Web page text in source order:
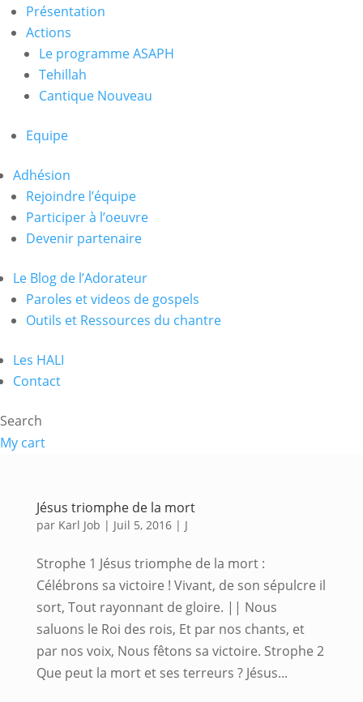
Présentation
Actions
Le programme ASAPH
Tehillah
Cantique Nouveau
Equipe
Adhésion
Rejoindre l’équipe
Participer à l’oeuvre
Devenir partenaire
Le Blog de l’Adorateur
Paroles et videos de gospels
Outils et Ressources du chantre
Les HALI
Contact
Search
My cart
Jésus triomphe de la mort
par Karl Job | Juil 5, 2016| J
Strophe 1 Jésus triomphe de la mort :
Célébrons sa victoire ! Vivant, de son sépulcre il
sort, Tout rayonnant de gloire. || Nous
saluons le Roi des rois, Et par nos chants, et
par nos voix, Nous fêtons sa victoire. Strophe 2
Que peut la mort et ses terreurs ? Jésus...